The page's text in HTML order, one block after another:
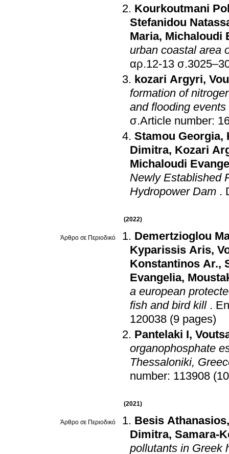
Kourkoutmani
Stefanidou
Maria, Michaloudi
urban coastal area
αρ.12-13
kozari Argyri,
formation of
and flooding events
σ.Article number:
Stamou Georgia,
Dimitra, Kozari
Michaloudi
Newly Established
Hydropower Dam .
(2022)
Άρθρο σε Περιοδικό
Demertzioglou
Kyparissis Aris,
Konstantinos Ar.,
Evangelia,
a european
fish and bird kill .
120038 (9 pages)
Pantelaki I,
organophosphate
Thessaloniki,
number: 113908
(2021)
Άρθρο σε Περιοδικό Besis Athanasios
Dimitra, Samara-
pollutants in Greek